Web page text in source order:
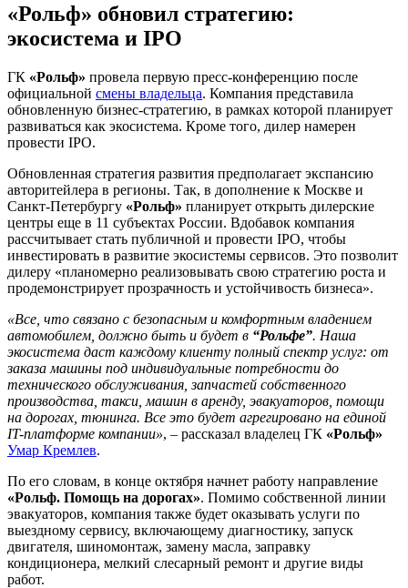
«Рольф» обновил стратегию:
экосистема и IPO
ГК «Рольф» провела первую пресс-конференцию после
официальной смены владельца. Компания представила
обновленную бизнес-стратегию, в рамках которой планирует
развиваться как экосистема. Кроме того, дилер намерен
провести IPO.
Обновленная стратегия развития предполагает экспансию
авторитейлера в регионы. Так, в дополнение к Москве и
Санкт-Петербургу «Рольф» планирует открыть дилерские
центры еще в 11 субъектах России. Вдобавок компания
рассчитывает стать публичной и провести IPO, чтобы
инвестировать в развитие экосистемы сервисов. Это позволит
дилеру «планомерно реализовывать свою стратегию роста и
продемонстрирует прозрачность и устойчивость бизнеса».
«Все, что связано с безопасным и комфортным владением
автомобилем, должно быть и будет в “Рольфе”. Наша
экосистема даст каждому клиенту полный спектр услуг: от
заказа машины под индивидуальные потребности до
технического обслуживания, запчастей собственного
производства, такси, машин в аренду, эвакуаторов, помощи
на дорогах, тюнинга. Все это будет агрегировано на единой
IT-платформе компании», – рассказал владелец ГК «Рольф»
Умар Кремлев.
По его словам, в конце октября начнет работу направление
«Рольф. Помощь на дорогах». Помимо собственной линии
эвакуаторов, компания также будет оказывать услуги по
выездному сервису, включающему диагностику, запуск
двигателя, шиномонтаж, замену масла, заправку
кондиционера, мелкий слесарный ремонт и другие виды
работ.